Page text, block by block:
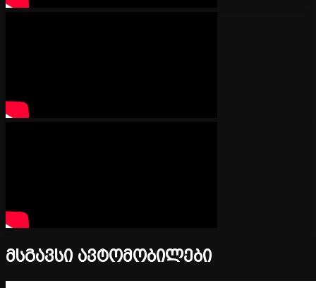
მსგავსი ავტომობილები